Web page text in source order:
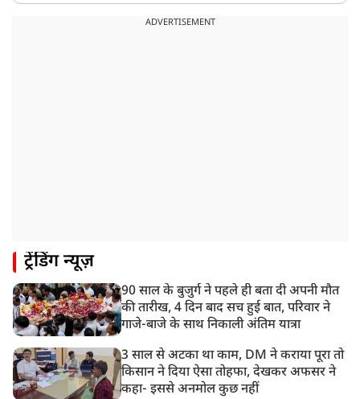
खराब मौसम की चेतावनी के कारण अमरनाथ यात्रा स्थगित
असम बाढ़: 13 जिलों में 15 लाख से ज्यादा लोग प्रभावित, मृतकों
10:21 AM
हिमाचल के चंबा में बड़ा सड़क हादसा, 7 यात्रियों की मौत; 11
घायल
ADVERTISEMENT
ट्रेंडिंग न्यूज़
90 साल के बुजुर्ग ने पहले ही बता दी अपनी मौत
की तारीख, 4 दिन बाद सच हुई बात, परिवार ने
गाजे-बाजे के साथ निकाली अंतिम यात्रा
3 साल से अटका था काम, DM ने कराया पूरा तो
किसान ने दिया ऐसा तोहफा, देखकर अफसर ने
कहा- इससे अनमोल कुछ नहीं